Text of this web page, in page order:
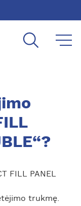
FILL PANEL
trukmę.